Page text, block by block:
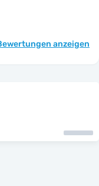
anzeigen